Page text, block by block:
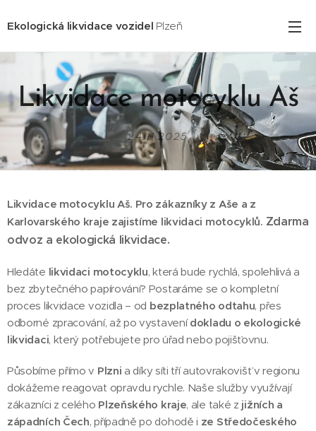
Ekologická likvidace vozidel Plzeň
Likvidace motocyklu Aš
24.11.2025
Likvidace motocyklu Aš. Pro zákazníky z Aše a z
Karlovarského kraje zajistíme likvidaci motocyklů. Zdarma
odvoz a ekologická likvidace.
Hledáte likvidaci motocyklu, která bude rychlá, spolehlivá a
bez zbytečného papírování? Postaráme se o kompletní
proces likvidace vozidla – od bezplatného odtahu, přes
odborné zpracování, až po vystavenídokladu o ekologické
likvidaci, který potřebujete pro úřad nebo pojišťovnu.
Působíme přímo v Plzni a díky síti tří autovrakovišť v regionu
dokážeme reagovat opravdu rychle. Naše služby využívají
zákazníci z celého Plzeňského kraje, ale také z jižních a
západních Čech, případně po dohodě i ze Středočeského